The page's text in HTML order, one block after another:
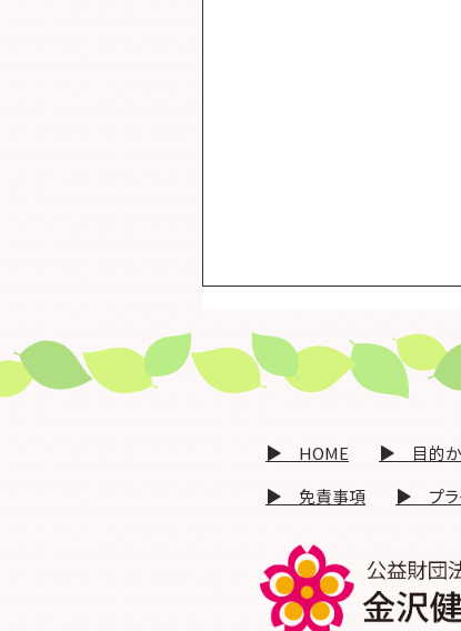
〇「在宅医療と介護の連
関するアンケート（令和
度 一斉調査）」の集計
「在宅医療と介護の連携に関す
多忙のところご協力を頂き、誠
がとうございました。 アンケ
集計結果（グラフ）をお知らせ
げます。 → 集計結果（PDF）
【問い合わせ先】 金沢市在宅
介護連携支援センター(いいが
​▶ 目的か
​▶ HOME
▶ 免責事項
▶ プラ